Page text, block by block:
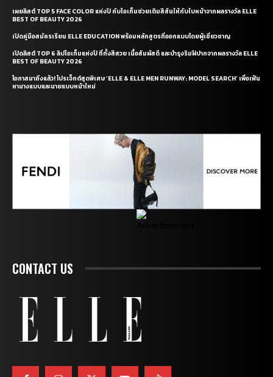
เผยลิสต์ TOP 5 FACE COLOR แห่งปี กับไอเท็มช่วยเติมสีสันให้กับใบหน้าจากผลรางวัล ELLE
BEST OF BEAUTY 2026
เปิดคู่มือสมัครเรียน ELLE EDUCATION พร้อมหลักสูตรที่ออกแบบโดยผู้เชี่ยวชาญ
เปิดลิสต์ TOP 6 ลิปไอเท็มแห่งปี ที่ทั้งสีสวย เนื้อสัมผัสดี และบำรุงริมฝีปากจากผลรางวัล ELLE
BEST OF BEAUTY 2026
โอกาสมาถึงแล้ว! โปรเจ็กต์สุดพิเศษ ‘ELLE & ELLE MEN RUNWAY: MODEL SEARCH’ เพื่อเฟ้น
หานางแบบและนายแบบหน้าใหม่
CONTACT US